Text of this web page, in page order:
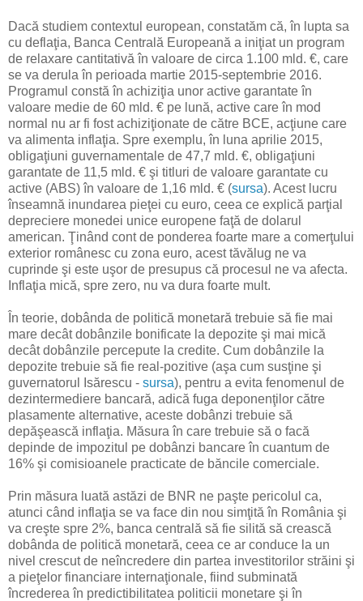
Dacă studiem contextul european, constatăm că, în lupta sa
cu deflaţia, Banca Centrală Europeană a iniţiat un program
de relaxare cantitativă în valoare de circa 1.100 mld. €, care
se va derula în perioada martie 2015-septembrie 2016.
Programul constă în achiziţia unor active garantate în
valoare medie de 60 mld. € pe lună, active care în mod
normal nu ar fi fost achiziţionate de către BCE, acţiune care
va alimenta inflaţia. Spre exemplu, în luna aprilie 2015,
obligaţiuni guvernamentale de 47,7 mld. €, obligaţiuni
garantate de 11,5 mld. € şi titluri de valoare garantate cu
active (ABS) în valoare de 1,16 mld. € (sursa). Acest lucru
înseamnă inundarea pieţei cu euro, ceea ce explică parţial
depreciere monedei unice europene faţă de dolarul
american. Ţinând cont de ponderea foarte mare a comerţului
exterior românesc cu zona euro, acest tăvălug ne va
cuprinde şi este uşor de presupus că procesul ne va afecta.
Inflaţia mică, spre zero, nu va dura foarte mult.
În teorie, dobânda de politică monetară trebuie să fie mai
mare decât dobânzile bonificate la depozite şi mai mică
decât dobânzile percepute la credite. Cum dobânzile la
depozite trebuie să fie real-pozitive (aşa cum susţine şi
guvernatorul Isărescu - sursa), pentru a evita fenomenul de
dezintermediere bancară, adică fuga deponenţilor către
plasamente alternative, aceste dobânzi trebuie să
depăşească inflaţia. Măsura în care trebuie să o facă
depinde de impozitul pe dobânzi bancare în cuantum de
16% şi comisioanele practicate de băncile comerciale.
Prin măsura luată astăzi de BNR ne paşte pericolul ca,
atunci când inflaţia se va face din nou simţită în România şi
va creşte spre 2%, banca centrală să fie silită să crească
dobânda de politică monetară, ceea ce ar conduce la un
nivel crescut de neîncredere din partea investitorilor străini şi
a pieţelor financiare internaţionale, fiind subminată
încrederea în predictibilitatea politicii monetare şi în